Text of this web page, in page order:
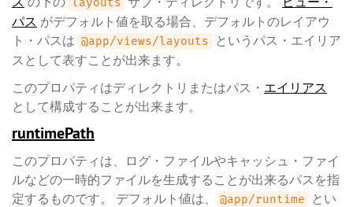
layouts
パス がデフォルト値を取る場合、デフォルトのレイアウ
ト・パスは @app/views/layouts
というパス・エイリア
スとして表すことが出来ます。
このプロパティはディレクトリまたはパス・ エイリアス
として構成することが出来ます。
runtimePath
このプロパティは、ログ・ファイルやキャッシュ・ファイ
ルなどの一時的ファイルを生成することが出来るパスを指
定するものです。 デフォルト値は、
@app/runtime
とい